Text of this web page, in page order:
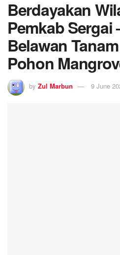
Berdayakan
Pemkab Sergai
Belawan
Pohon
by Zul Marbun 9 June